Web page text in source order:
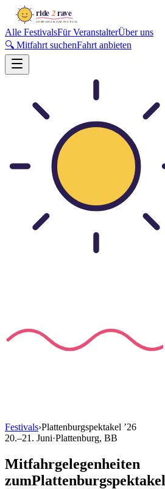
Alle FestivalsFür VeranstalterÜber uns
🔍 Mitfahrt suchenFahrt anbieten
Festivals›Plattenburgspektakel ’26
20.–21. Juni·Plattenburg, BB
Mitfahrgelegenheiten
zumPlattenburgspektakel